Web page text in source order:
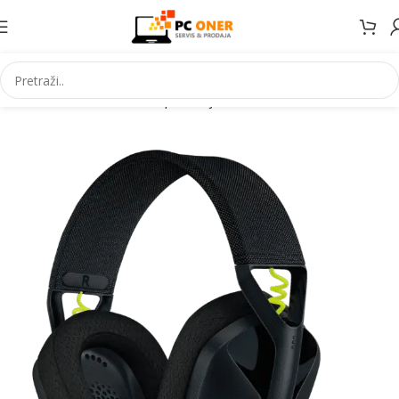
Početna Informatika PC periferija Slušalice